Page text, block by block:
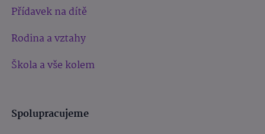
Přídavek na dítě
Rodina a vztahy
Škola a vše kolem
Spolupracujeme